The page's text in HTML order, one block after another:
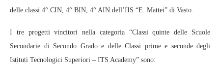
delle classi 4° CIN, 4° BIN, 4° AIN dell’IIS “E. Mattei” di Vasto.
I tre progetti vincitori nella categoria “Classi quinte delle Scuole
Secondarie di Secondo Grado e delle Classi prime e seconde degli
Istituti Tecnologici Superiori – ITS Academy” sono: